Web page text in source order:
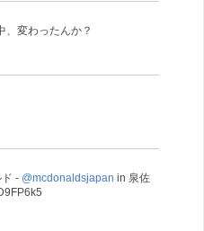
、変わったんか？
- @mcdonaldsjapan in 泉佐